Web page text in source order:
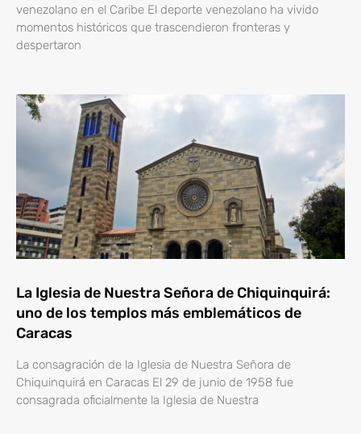
venezolano en el Caribe El deporte venezolano ha vivido
momentos históricos que trascendieron fronteras y
despertaron
La Iglesia de Nuestra Señora de Chiquinquirá:
uno de los templos más emblemáticos de
Caracas
La consagración de la Iglesia de Nuestra Señora de
Chiquinquirá en Caracas El 29 de junio de 1958 fue
consagrada oficialmente la Iglesia de Nuestra